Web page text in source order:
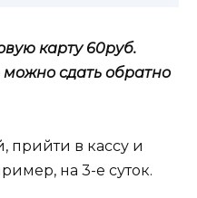
карту 60руб.
сдать обратно
прийти в кассу и
на 3-е суток.